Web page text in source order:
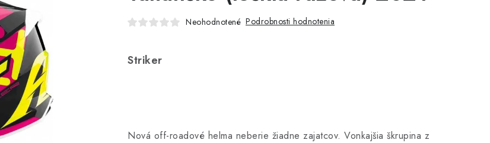
Neohodnotené Podrobnosti hodnotenia
Striker
Nová off-roadové helma neberie žiadne zajatcov. Vonkajšia škrupina z